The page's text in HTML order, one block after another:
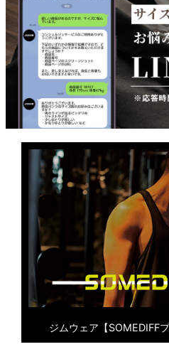
ジムウェア【SOMEDIFF